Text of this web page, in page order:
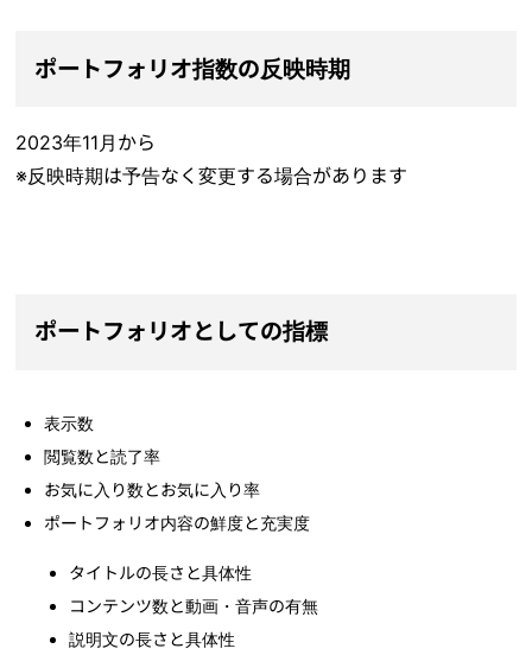
ポートフォリオ指数の反映時期
2023年11月から
※反映時期は予告なく変更する場合があります
ポートフォリオとしての指標
表示数
閲覧数と読了率
お気に入り数とお気に入り率
ポートフォリオ内容の鮮度と充実度
タイトルの長さと具体性
コンテンツ数と動画・音声の有無
説明文の長さと具体性